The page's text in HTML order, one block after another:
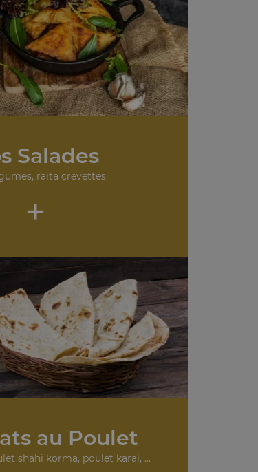
Salades
raïta crevettes
+
au Poulet
shahi korma, poulet karai, ...